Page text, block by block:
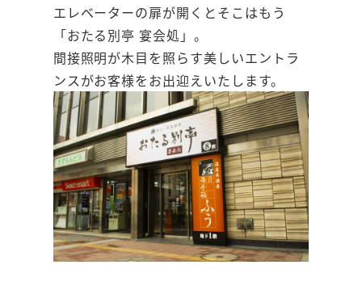
E
エレベーターの扉が開くとそこはもう
「おたる別亭 宴会処」。
間接照明が木目を照らす美しいエントラ
ンスがお客様をお出迎えいたします。